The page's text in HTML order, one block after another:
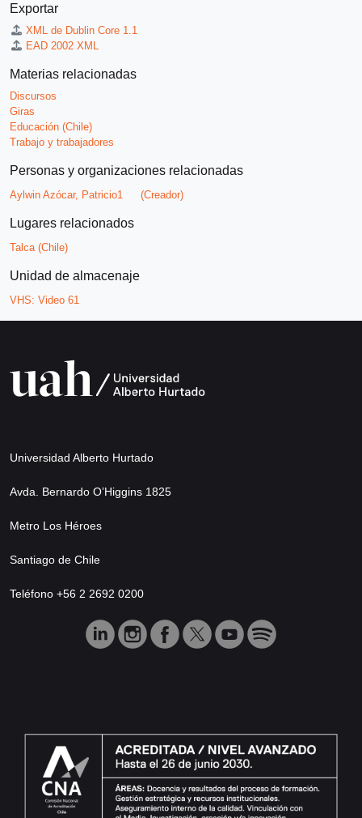
Exportar
XML de Dublin Core 1.1
EAD 2002 XML
Materias relacionadas
Discursos
Giras
Educación (Chile)
Trabajo y trabajadores
Personas y organizaciones relacionadas
Aylwin Azócar, Patricio1 (Creador)
Lugares relacionados
Talca (Chile)
Unidad de almacenaje
VHS: Video 61
Universidad Alberto Hurtado
Avda. Bernardo O’Higgins 1825
Metro Los Héroes
Santiago de Chile
Teléfono +56 2 2692 0200